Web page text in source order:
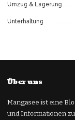
Umzug & Lagerung
Unterhaltung
Über uns
Mangasee ist eine
und Informationen